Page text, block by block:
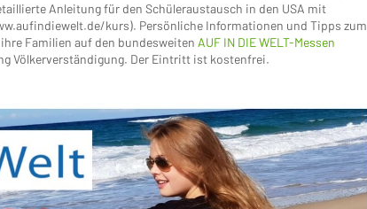
Anleitung für den Schüleraustausch in den USA mit
kurs). Persönliche Informationen und Tipps zum
Familien auf den bundesweiten AUF IN DIE WELT-Messen
Völkerverständigung. Der Eintritt ist kostenfrei.